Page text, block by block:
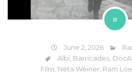
June 2, 2026
Albi Barricades,
Film Neta Weiner Ram